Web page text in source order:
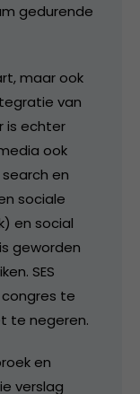
gedurende
maar ook
van
is echter
ook
en
sociale
en social
geworden
SES
te
te negeren.
en
verslag